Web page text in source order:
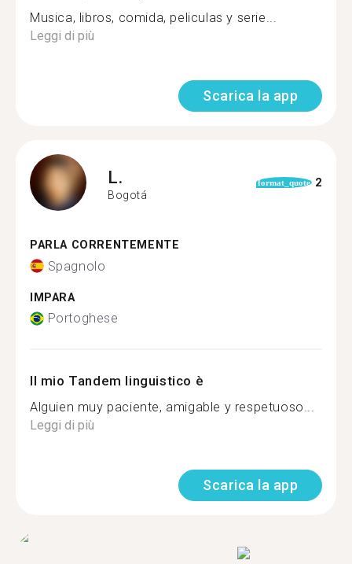
Musica, libros, comida, peliculas y serie...
Leggi di più
Scarica la app
L.
Bogotá
format_quote 2
PARLA CORRENTEMENTE
Spagnolo
IMPARA
Portoghese
Il mio Tandem linguistico è
Alguien muy paciente, amigable y respetuoso...
Leggi di più
Scarica la app